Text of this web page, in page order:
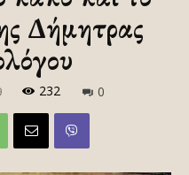
Δήμητρας
232 0